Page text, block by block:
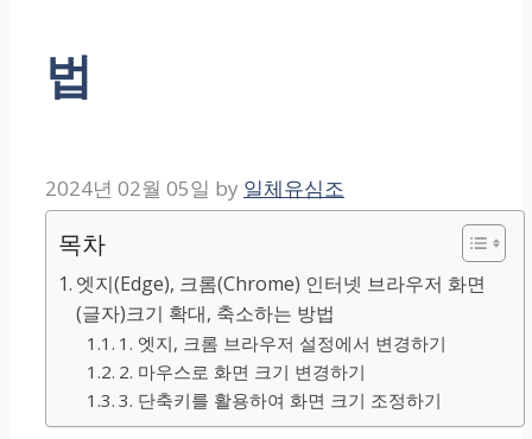
법
2024년 02월 05일 by 일체유심조
목차
엣지(Edge), 크롬(Chrome) 인터넷 브라우저 화면
(글자)크기 확대, 축소하는 방법
1. 엣지, 크롬 브라우저 설정에서 변경하기
2. 마우스로 화면 크기 변경하기
3. 단축키를 활용하여 화면 크기 조정하기